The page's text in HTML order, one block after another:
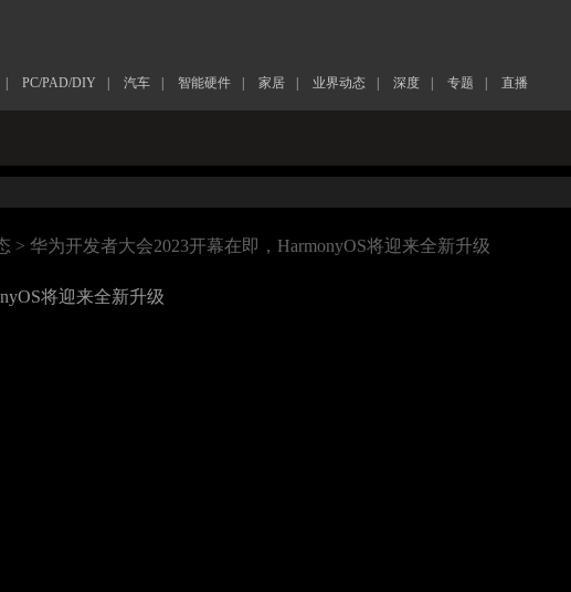
PC/PAD/DIY 汽车 智能硬件 家居 业界动态 深度 专题 直播
> 华为开发者大会2023开幕在即，HarmonyOS将迎来全新升级